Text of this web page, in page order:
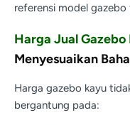
referensi model gazebo
Harga Jual Gazebo
Menyesuaikan
Harga gazebo kayu
bergantung pada: